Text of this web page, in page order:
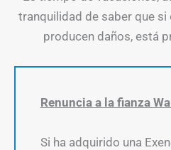
tranquilidad de saber que
producen daños, está
Renuncia a la fianza
Si ha adquirido una